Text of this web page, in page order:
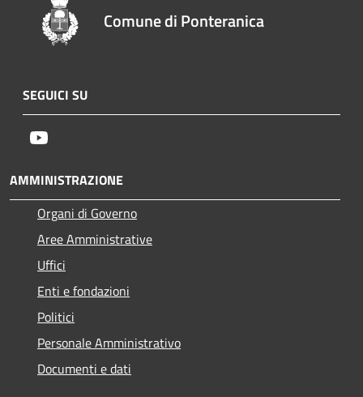
Comune di Ponteranica
SEGUICI SU
AMMINISTRAZIONE
Organi di Governo
Aree Amministrative
Uffici
Enti e fondazioni
Politici
Personale Amministrativo
Documenti e dati